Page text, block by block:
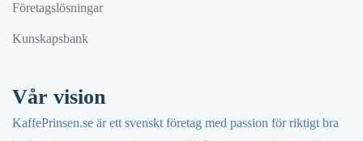
Företagslösningar
Kunskapsbank
Vår vision
KaffePrinsen.se är ett svenskt företag med passion för riktigt bra